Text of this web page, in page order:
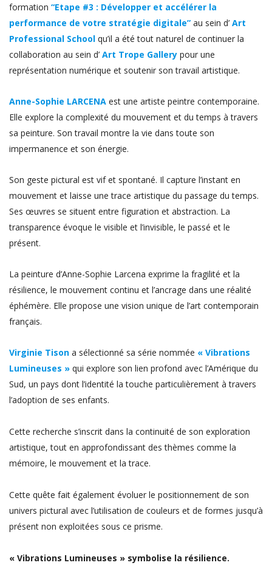
formation “Etape #3 : Développer et accélérer la
performance de votre stratégie digitale” au sein d’ Art
Professional School qu’il a été tout naturel de continuer la
collaboration au sein d’ Art Trope Gallery pour une
représentation numérique et soutenir son travail artistique.
Anne-Sophie LARCENA est une artiste peintre contemporaine.
Elle explore la complexité du mouvement et du temps à travers
sa peinture. Son travail montre la vie dans toute son
impermanence et son énergie.
Son geste pictural est vif et spontané. Il capture l’instant en
mouvement et laisse une trace artistique du passage du temps.
Ses œuvres se situent entre figuration et abstraction. La
transparence évoque le visible et l’invisible, le passé et le
présent.
La peinture d’Anne-Sophie Larcena exprime la fragilité et la
résilience, le mouvement continu et l’ancrage dans une réalité
éphémère. Elle propose une vision unique de l’art contemporain
français.
Virginie Tison a sélectionné sa série nommée « Vibrations
Lumineuses » qui explore son lien profond avec l’Amérique du
Sud, un pays dont l’identité la touche particulièrement à travers
l’adoption de ses enfants.
Cette recherche s’inscrit dans la continuité de son exploration
artistique, tout en approfondissant des thèmes comme la
mémoire, le mouvement et la trace.
Cette quête fait également évoluer le positionnement de son
univers pictural avec l’utilisation de couleurs et de formes jusqu’à
présent non exploitées sous ce prisme.
« Vibrations Lumineuses » symbolise la résilience.